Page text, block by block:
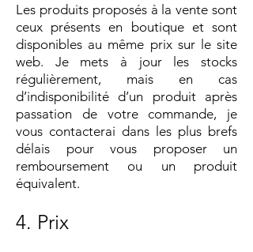
Les produits proposés à la vente sont
ceux présents en boutique et sont
disponibles au même prix sur le site
web. Je mets à jour les stocks
régulièrement, mais en cas
d’indisponibilité d’un produit après
passation de votre commande, je
vous contacterai dans les plus brefs
délais pour vous proposer un
remboursement ou un produit
équivalent.
4. Prix